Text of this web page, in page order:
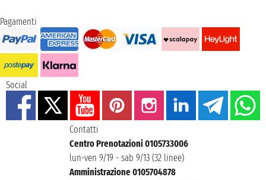
Pagamenti
Social
Contatti
Centro Prenotazioni 0105733006
lun-ven 9/19 - sab 9/13 (32 linee)
Amministrazione 0105704878